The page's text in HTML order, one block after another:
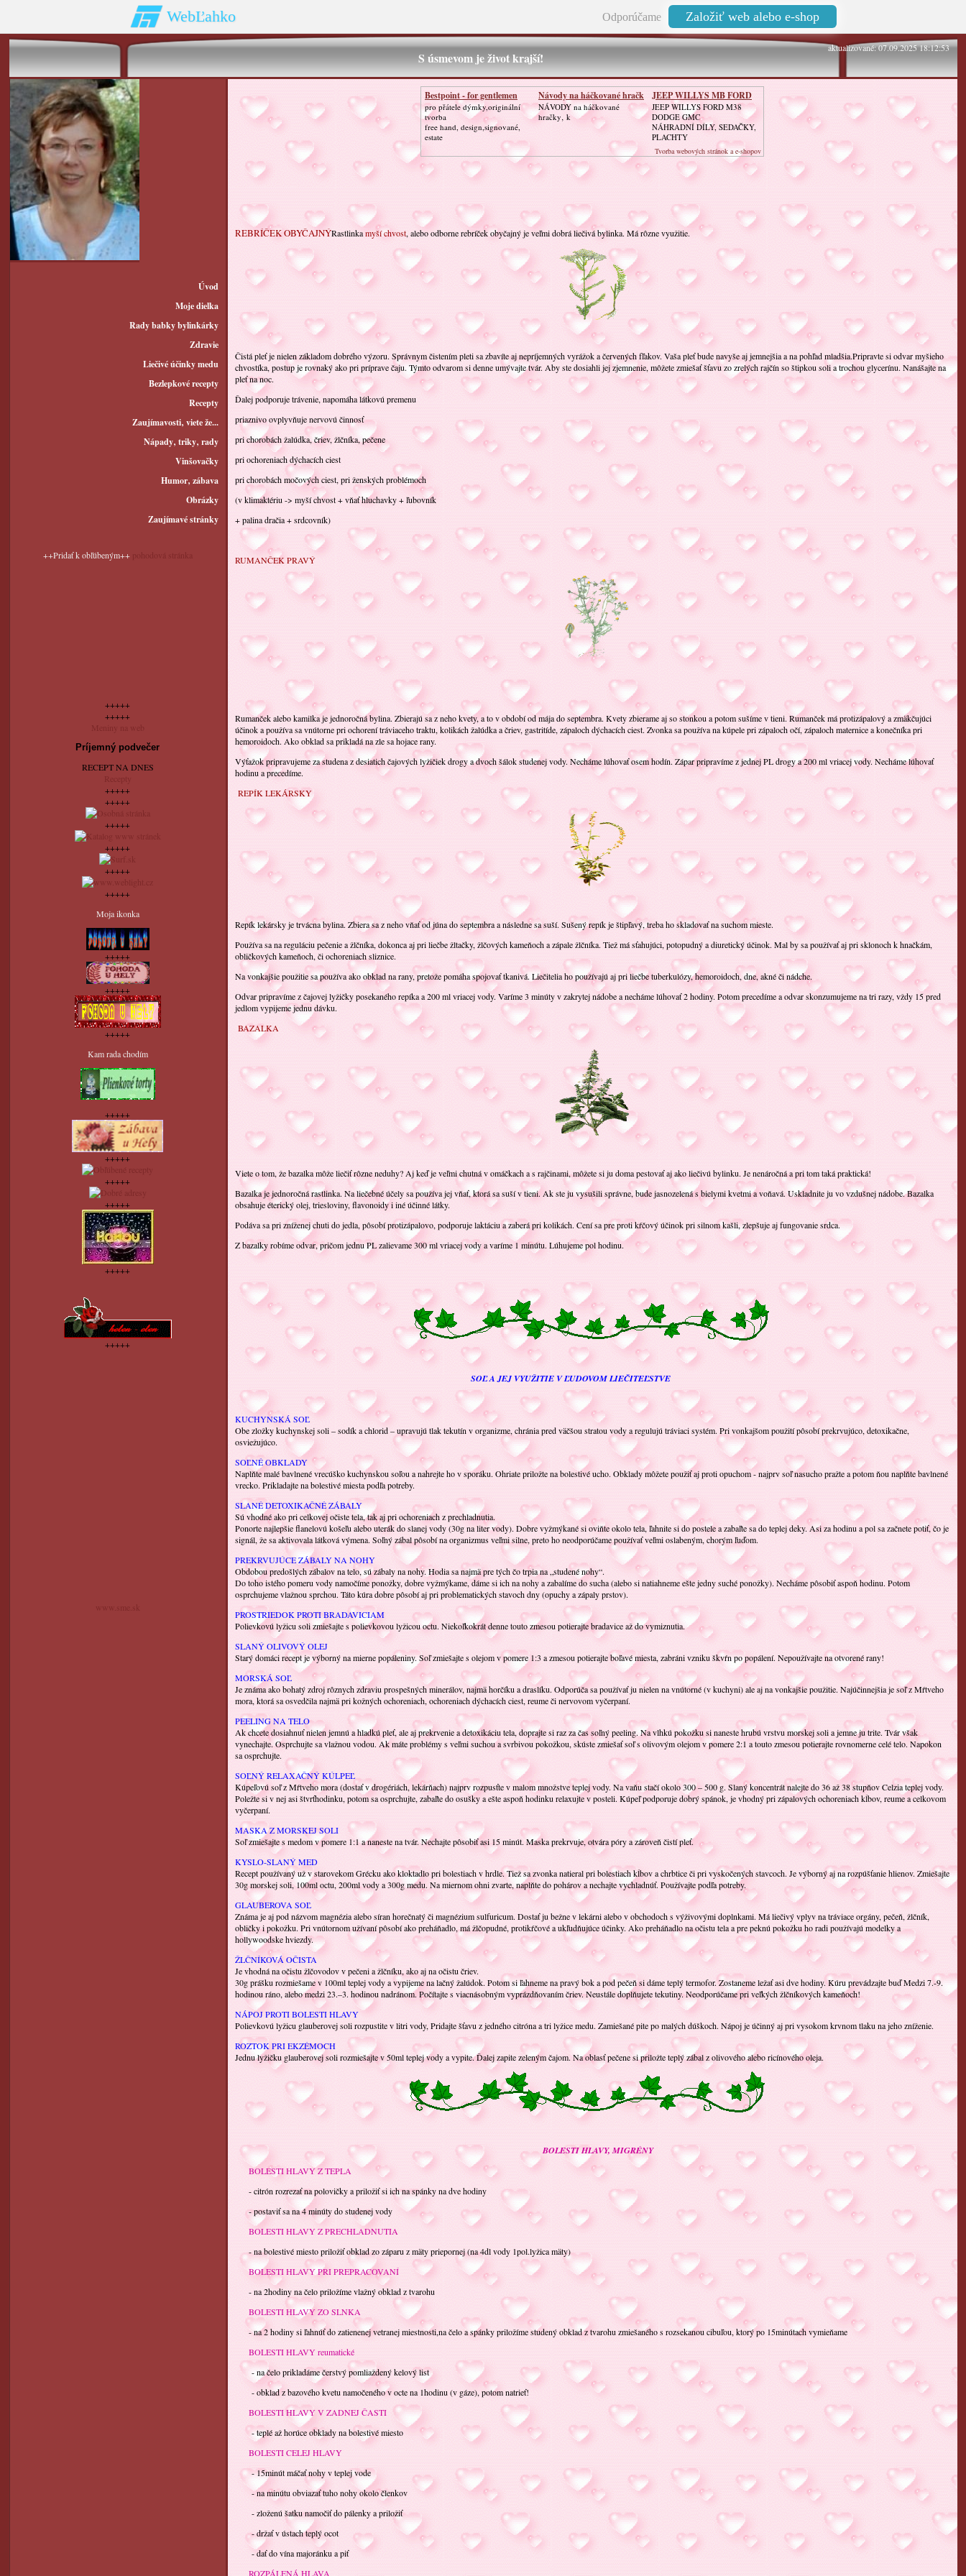
WebĽahko Odporúčame Založiť web alebo e-shop
aktualizované: 07.09.2025 18:12:53
S úsmevom je život krajší!
Úvod
Moje dielka
Rady babky bylinkárky
Zdravie
Liečivé účinky medu
Bezlepkové recepty
Recepty
Zaujímavosti‚ viete že...
Nápady‚ triky‚ rady
Vinšovačky
Humor‚ zábava
Obrázky
Zaujímavé stránky
++Pridať k obľúbeným++ pohodová stránka
+++++
+++++
Meniny na web
Príjemný podvečer
RECEPT NA DNES
Recepty
+++++
+++++
+++++
+++++
+++++
+++++
Moja ikonka
+++++
+++++
+++++
Kam rada chodím
+++++
+++++
+++++
+++++
+++++
+++++
www.sme.sk
Bestpoint - for gentlemen
pro přátele dýmky,originální
tvorba
free hand, design,signované,
estate
Návody na háčkované hračk
NÁVODY na háčkované
hračky‚ k
JEEP WILLYS MB FORD
GPW
JEEP WILLYS FORD M38
DODGE GMC
NÁHRADNÍ DÍLY, SEDAČKY,
PLACHTY
Tvorba webových stránok a e-shopov
REBRÍČEK OBYČAJNÝRastlinkamyší chvost, alebo odborne rebríček obyčajný je veľmi dobrá liečivá bylinka. Má rôzne využitie.
Čistá pleť je nielen základom dobrého výzoru. Správnym čistením pleti sa zbavíte aj nepríjemných vyrážok a červených fľakov. Vaša pleť bude navyše aj jemnejšia a na pohľad mladšia.Pripravte si odvar myšieho
chvostíka, postup je rovnaký ako pri príprave čaju. Týmto odvarom si denne umývajte tvár. Aby ste dosiahli jej zjemnenie, môžete zmiešať šťavu zo zrelých rajčín so štipkou soli a trochou glycerínu. Nanášajte na
pleť na noc.
Ďalej podporuje trávenie, napomáha látkovú premenu
priaznivo ovplyvňuje nervovú činnosť
pri chorobách žalúdka, čriev, žlčníka, pečene
pri ochoreniach dýchacích ciest
pri chorobách močových ciest, pri ženských problémoch
(v klimaktériu -> myší chvost + vňať hluchavky + ľubovník
+ palina dračia + srdcovník)
RUMANČEK PRAVÝ
Rumanček alebo kamilka je jednoročná bylina. Zbierajú sa z neho kvety, a to v období od mája do septembra. Kvety zbierame aj so stonkou a potom sušíme v tieni. Rumanček má protizápalový a zmäkčujúci
účinok a používa sa vnútorne pri ochorení tráviaceho traktu, kolikách žalúdka a čriev, gastritíde, zápaloch dýchacích ciest. Zvonka sa používa na kúpele pri zápaloch očí, zápaloch maternice a konečníka pri
hemoroidoch. Ako obklad sa prikladá na zle sa hojace rany.
Výťažok pripravujeme za studena z desiatich čajových lyžičiek drogy a dvoch šálok studenej vody. Necháme lúhovať osem hodín. Zápar pripravíme z jednej PL drogy a 200 ml vriacej vody. Necháme lúhovať
hodinu a precedíme.
REPÍK LEKÁRSKY
Repík lekársky je trvácna bylina. Zbiera sa z neho vňať od júna do septembra a následne sa suší. Sušený repík je štipľavý, treba ho skladovať na suchom mieste.
Používa sa na reguláciu pečenie a žlčníka, dokonca aj pri liečbe žltačky, žlčových kameňoch a zápale žlčníka. Tiež má sťahujúci, potopudný a diuretický účinok. Mal by sa používať aj pri sklonoch k hnačkám,
obličkových kameňoch, či ochoreniach sliznice.
Na vonkajšie použitie sa používa ako obklad na rany, pretože pomáha spojovať tkanivá. Liečitelia ho používajú aj pri liečbe tuberkulózy, hemoroidoch, dne, akné či nádche.
Odvar pripravíme z čajovej lyžičky posekaného repíka a 200 ml vriacej vody. Varíme 3 minúty v zakrytej nádobe a necháme lúhovať 2 hodiny. Potom precedíme a odvar skonzumujeme na tri razy, vždy 15 pred
jedlom vypijeme jednu dávku.
BAZALKA
Viete o tom, že bazalka môže liečiť rôzne neduhy? Aj keď je veľmi chutná v omáčkach a s rajčinami, môžete si ju doma pestovať aj ako liečivú bylinku. Je nenáročná a pri tom taká praktická!
Bazalka je jednoročná rastlinka. Na liečebné účely sa používa jej vňať, ktorá sa suší v tieni. Ak ste ju vysušili správne, bude jasnozelená s bielymi kvetmi a voňavá. Uskladnite ju vo vzdušnej nádobe. Bazalka
obsahuje éterický olej, triesloviny, flavonoidy i iné účinné látky.
Podáva sa pri zníženej chuti do jedla, pôsobí protizápalovo, podporuje laktáciu a zaberá pri kolikách. Cení sa pre proti kŕčový účinok pri silnom kašli, zlepšuje aj fungovanie srdca.
Z bazalky robíme odvar, pričom jednu PL zalievame 300 ml vriacej vody a varíme 1 minútu. Lúhujeme pol hodinu.
SOĽ A JEJ VYUŽITIE V ĽUDOVOM LIEČITEĽSTVE
KUCHYNSKÁ SOĽ
Obe zložky kuchynskej soli – sodík a chlorid – upravujú tlak tekutín v organizme, chránia pred väčšou stratou vody a regulujú tráviaci systém. Pri vonkajšom použití pôsobí prekrvujúco, detoxikačne,
osviežujúco.
SOĽNÉ OBKLADY
Naplňte malé bavlnené vrecúško kuchynskou soľou a nahrejte ho v sporáku. Ohriate priložte na bolestivé ucho. Obklady môžete použiť aj proti opuchom - najprv soľ nasucho pražte a potom ňou naplňte bavlnené
vrecko. Prikladajte na bolestivé miesta podľa potreby.
SLANÉ DETOXIKAČNÉ ZÁBALY
Sú vhodné ako pri celkovej očiste tela, tak aj pri ochoreniach z prechladnutia.
Ponorte najlepšie flanelovú košeľu alebo uterák do slanej vody (30g na liter vody). Dobre vyžmýkané si oviňte okolo tela, ľahnite si do postele a zabaľte sa do teplej deky. Asi za hodinu a pol sa začnete potiť, čo je
signál, že sa aktivovala látková výmena. Soľný zábal pôsobí na organizmus veľmi silne, preto ho neodporúčame používať veľmi oslabeným, chorým ľuďom.
PREKRVUJÚCE ZÁBALY NA NOHY
Obdobou predošlých zábalov na telo, sú zábaly na nohy. Hodia sa najmä pre tých čo trpia na „studené nohy“.
Do toho istého pomeru vody namočíme ponožky, dobre vyžmýkame, dáme si ich na nohy a zabalíme do sucha (alebo si natiahneme ešte jedny suché ponožky). Necháme pôsobiť aspoň hodinu. Potom
osprchujeme vlažnou sprchou. Táto kúra dobre pôsobí aj pri problematických stavoch dny (opuchy a zápaly prstov).
PROSTRIEDOK PROTI BRADAVICIAM
Polievkovú lyžicu soli zmiešajte s polievkovou lyžicou octu. Niekoľkokrát denne touto zmesou potierajte bradavice až do vymiznutia.
SLANÝ OLIVOVÝ OLEJ
Starý domáci recept je výborný na mierne popáleniny. Soľ zmiešajte s olejom v pomere 1:3 a zmesou potierajte boľavé miesta, zabráni vzniku škvŕn po popálení. Nepoužívajte na otvorené rany!
MORSKÁ SOĽ
Je známa ako bohatý zdroj rôznych zdraviu prospešných minerálov, najmä horčíku a draslíku. Odporúča sa používať ju nielen na vnútorné (v kuchyni) ale aj na vonkajšie použitie. Najúčinnejšia je soľ z Mŕtveho
mora, ktorá sa osvedčila najmä pri kožných ochoreniach, ochoreniach dýchacích ciest, reume či nervovom vyčerpaní.
PEELING NA TELO
Ak chcete dosiahnuť nielen jemnú a hladkú pleť, ale aj prekrvenie a detoxikáciu tela, doprajte si raz za čas soľný peeling. Na vlhkú pokožku si naneste hrubú vrstvu morskej soli a jemne ju trite. Tvár však
vynechajte. Osprchujte sa vlažnou vodou. Ak máte problémy s veľmi suchou a svrbivou pokožkou, skúste zmiešať soľ s olivovým olejom v pomere 2:1 a touto zmesou potierajte rovnomerne celé telo. Napokon
sa osprchujte.
SOĽNÝ RELAXAČNÝ KÚLPEĽ
Kúpeľovú soľ z Mŕtveho mora (dostať v drogériách, lekárňach) najprv rozpusťte v malom množstve teplej vody. Na vaňu stačí okolo 300 – 500 g. Slaný koncentrát nalejte do 36 až 38 stupňov Celzia teplej vody.
Poležte si v nej asi štvrťhodinku, potom sa osprchujte, zabaľte do osušky a ešte aspoň hodinku relaxujte v posteli. Kúpeľ podporuje dobrý spánok, je vhodný pri zápalových ochoreniach kĺbov, reume a celkovom
vyčerpaní.
MASKA Z MORSKEJ SOLI
Soľ zmiešajte s medom v pomere 1:1 a naneste na tvár. Nechajte pôsobiť asi 15 minút. Maska prekrvuje, otvára póry a zároveň čistí pleť.
KYSLO-SLANÝ MED
Recept používaný už v starovekom Grécku ako kloktadlo pri bolestiach v hrdle. Tiež sa zvonka natieral pri bolestiach kĺbov a chrbtice či pri vyskočených stavcoch. Je výborný aj na rozpúšťanie hlienov. Zmiešajte
30g morskej soli, 100ml octu, 200ml vody a 300g medu. Na miernom ohni zvarte, naplňte do pohárov a nechajte vychladnúť. Používajte podľa potreby.
GLAUBEROVA SOĽ
Známa je aj pod názvom magnézia alebo síran horečnatý či magnézium sulfuricum. Dostať ju bežne v lekárni alebo v obchodoch s výživovými doplnkami. Má liečivý vplyv na tráviace orgány, pečeň, žlčník,
obličky i pokožku. Pri vnútornom užívaní pôsobí ako preháňadlo, má žlčopudné, protikŕčové a ukľudňujúce účinky. Ako preháňadlo na očistu tela a pre peknú pokožku ho radi používajú modelky a
hollywoodske hviezdy.
ŽLČNÍKOVÁ OČISTA
Je vhodná na očistu žlčovodov v pečeni a žlčníku, ako aj na očistu čriev.
30g prášku rozmiešame v 100ml teplej vody a vypijeme na lačný žalúdok. Potom si ľahneme na pravý bok a pod pečeň si dáme teplý termofor. Zostaneme ležať asi dve hodiny. Kúru prevádzajte buď Medzi 7.-9.
hodinou ráno, alebo medzi 23.–3. hodinou nadránom. Počítajte s viacnásobným vyprázdňovaním čriev. Neustále doplňujete tekutiny. Neodporúčame pri veľkých žlčníkových kameňoch!
NÁPOJ PROTI BOLESTI HLAVY
Polievkovú lyžicu glauberovej soli rozpustite v litri vody, Pridajte šťavu z jedného citróna a tri lyžice medu. Zamiešané pite po malých dúškoch. Nápoj je účinný aj pri vysokom krvnom tlaku na jeho zníženie.
ROZTOK PRI EKZÉMOCH
Jednu lyžičku glauberovej soli rozmiešajte v 50ml teplej vody a vypite. Ďalej zapite zeleným čajom. Na oblasť pečene si priložte teplý zábal z olivového alebo ricínového oleja.
BOLESTI HLAVY, MIGRÉNY
BOLESTI HLAVY Z TEPLA
- citrón rozrezať na polovičky a priložiť si ich na spánky na dve hodiny
- postaviť sa na 4 minúty do studenej vody
BOLESTI HLAVY Z PRECHLADNUTIA
- na bolestivé miesto priložiť obklad zo záparu z mäty priepornej (na 4dl vody 1pol.lyžica mäty)
BOLESTI HLAVY PRI PREPRACOVANÍ
- na 2hodiny na čelo priložíme vlažný obklad z tvarohu
BOLESTI HLAVY ZO SLNKA
- na 2 hodiny si ľahnúť do zatienenej vetranej miestnosti,na čelo a spánky priložíme studený obklad z tvarohu zmiešaného s rozsekanou cibuľou, ktorý po 15minútach vymieňame
BOLESTI HLAVY reumatické
- na čelo prikladáme čerstvý pomliaždený kelový list
- obklad z bazového kvetu namočeného v octe na 1hodinu (v gáze), potom natrieť!
BOLESTI HLAVY V ZADNEJ ČASTI
- teplé až horúce obklady na bolestivé miesto
BOLESTI CELEJ HLAVY
- 15minút máčať nohy v teplej vode
- na minútu obviazať tuho nohy okolo členkov
- zloženú šatku namočiť do pálenky a priložiť
- držať v ústach teplý ocot
- dať do vína majoránku a piť
ROZPÁLENÁ HLAVA